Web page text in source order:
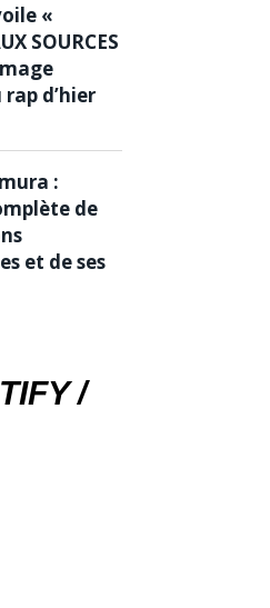
«
SOURCES
d’hier
:
de
et de ses
/